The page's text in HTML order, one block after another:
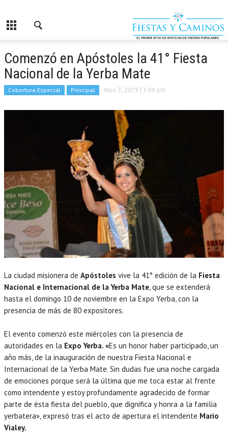
Comenzó en Apóstoles la 41° Fiesta
Nacional de la Yerba Mate
Cobertura Especial Principal Nov 7, 2019 | 1:09 pm
La ciudad misionera de Apóstoles vive la 41° edición de la Fiesta
Nacional e Internacional de la Yerba Mate, que se extenderá
hasta el domingo 10 de noviembre en la Expo Yerba, con la
presencia de más de 80 expositores.
El evento comenzó este miércoles con la presencia de
autoridades en la Expo Yerba. «Es un honor haber participado, un
año más, de la inauguración de nuestra Fiesta Nacional e
Internacional de la Yerba Mate. Sin dudas fue una noche cargada
de emociones porque será la última que me toca estar al frente
como intendente y estoy profundamente agradecido de formar
parte de ésta fiesta del pueblo, que dignifica y honra a la familia
yerbatera», expresó tras el acto de apertura el intendente Mario
Vialey.